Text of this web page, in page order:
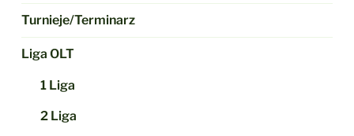
Turnieje/Terminarz
Liga OLT
1 Liga
2 Liga